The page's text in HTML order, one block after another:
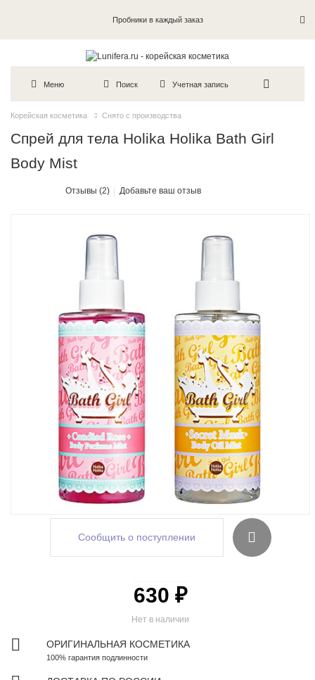
Пробники в каждый заказ
Меню Поиск Учетная запись
Корейская косметика Снято с производства
Спрей для тела Holika Holika Bath Girl
Body Mist
Отзывы (2) Добавьте ваш отзыв
Сообщить о поступлении
Нет в наличии
630 ₽
ОРИГИНАЛЬНАЯ КОСМЕТИКА
100% гарантия подлинности